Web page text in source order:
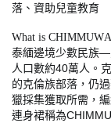
落、資助兒童教育
What is
泰緬邊境少數民族—
人口數約40萬人。
的克倫族部落，仍
獵採集獲取所需，
連身裙稱為